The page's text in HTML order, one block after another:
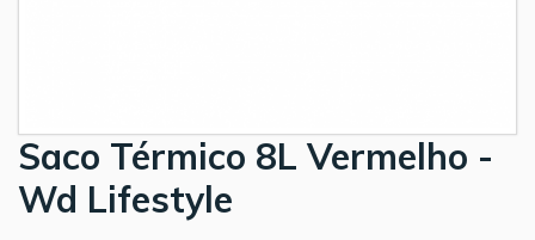
Saco Térmico 8L Vermelho -
Wd Lifestyle